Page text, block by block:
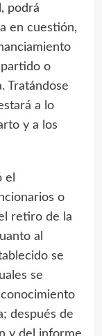
podrá
en cuestión,
o
Tratándose
a lo
y a los
el
o
retiro de la
al
se
se
después de